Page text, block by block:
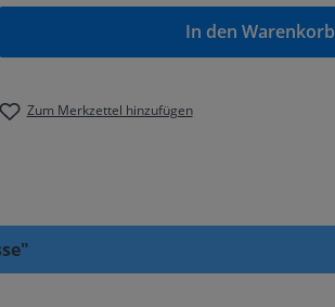
In den Warenkorb
Zum Merkzettel hinzufügen